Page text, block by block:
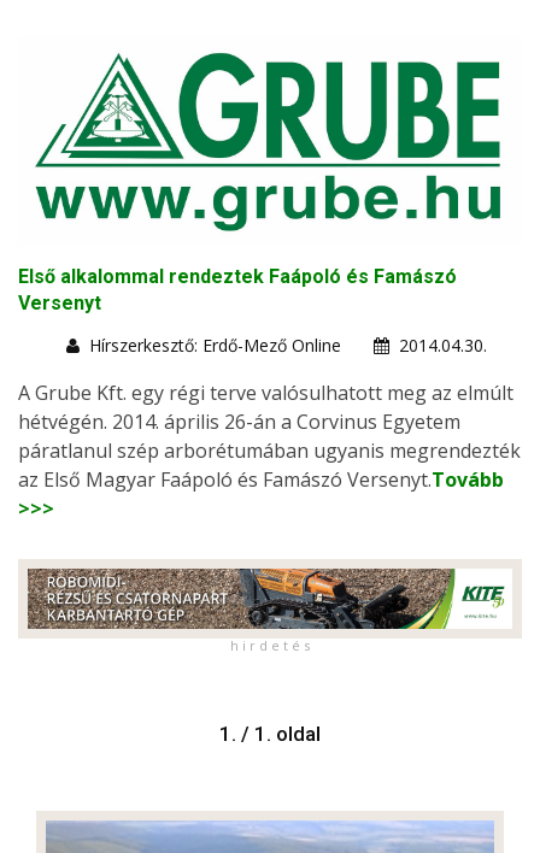
Első alkalommal rendeztek Faápoló és Famászó
Versenyt
Hírszerkesztő: Erdő-Mező Online
2014.04.30.
A Grube Kft. egy régi terve valósulhatott meg az elmúlt
hétvégén. 2014. április 26-án a Corvinus Egyetem
páratlanul szép arborétumában ugyanis megrendezték
az Első Magyar Faápoló és Famászó Versenyt.Tovább
>>>
h i r d e t é s
1. / 1. oldal